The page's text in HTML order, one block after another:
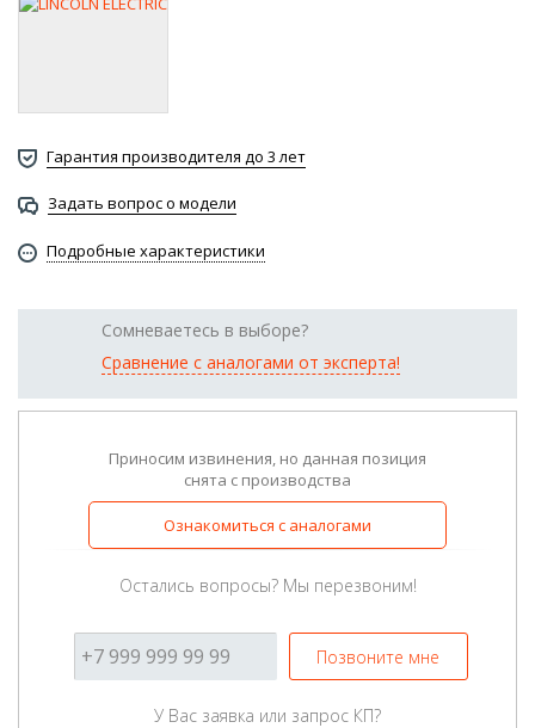
Гарантия производителя до 3 лет
Задать вопрос о модели
Подробные характеристики
Сомневаетесь в выборе?
Сравнение с аналогами от эксперта!
Приносим извинения, но данная позиция
снята с производства
Ознакомиться с аналогами
Остались вопросы? Мы перезвоним!
Позвоните мне
У Вас заявка или запрос КП?